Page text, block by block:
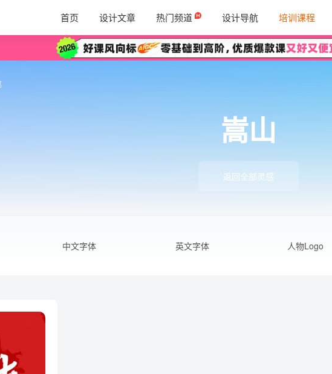
首页 设计文章 热门频道 设计导航 培训课程
嵩山
返回全部灵感
中文字体 英文字体 人物Logo